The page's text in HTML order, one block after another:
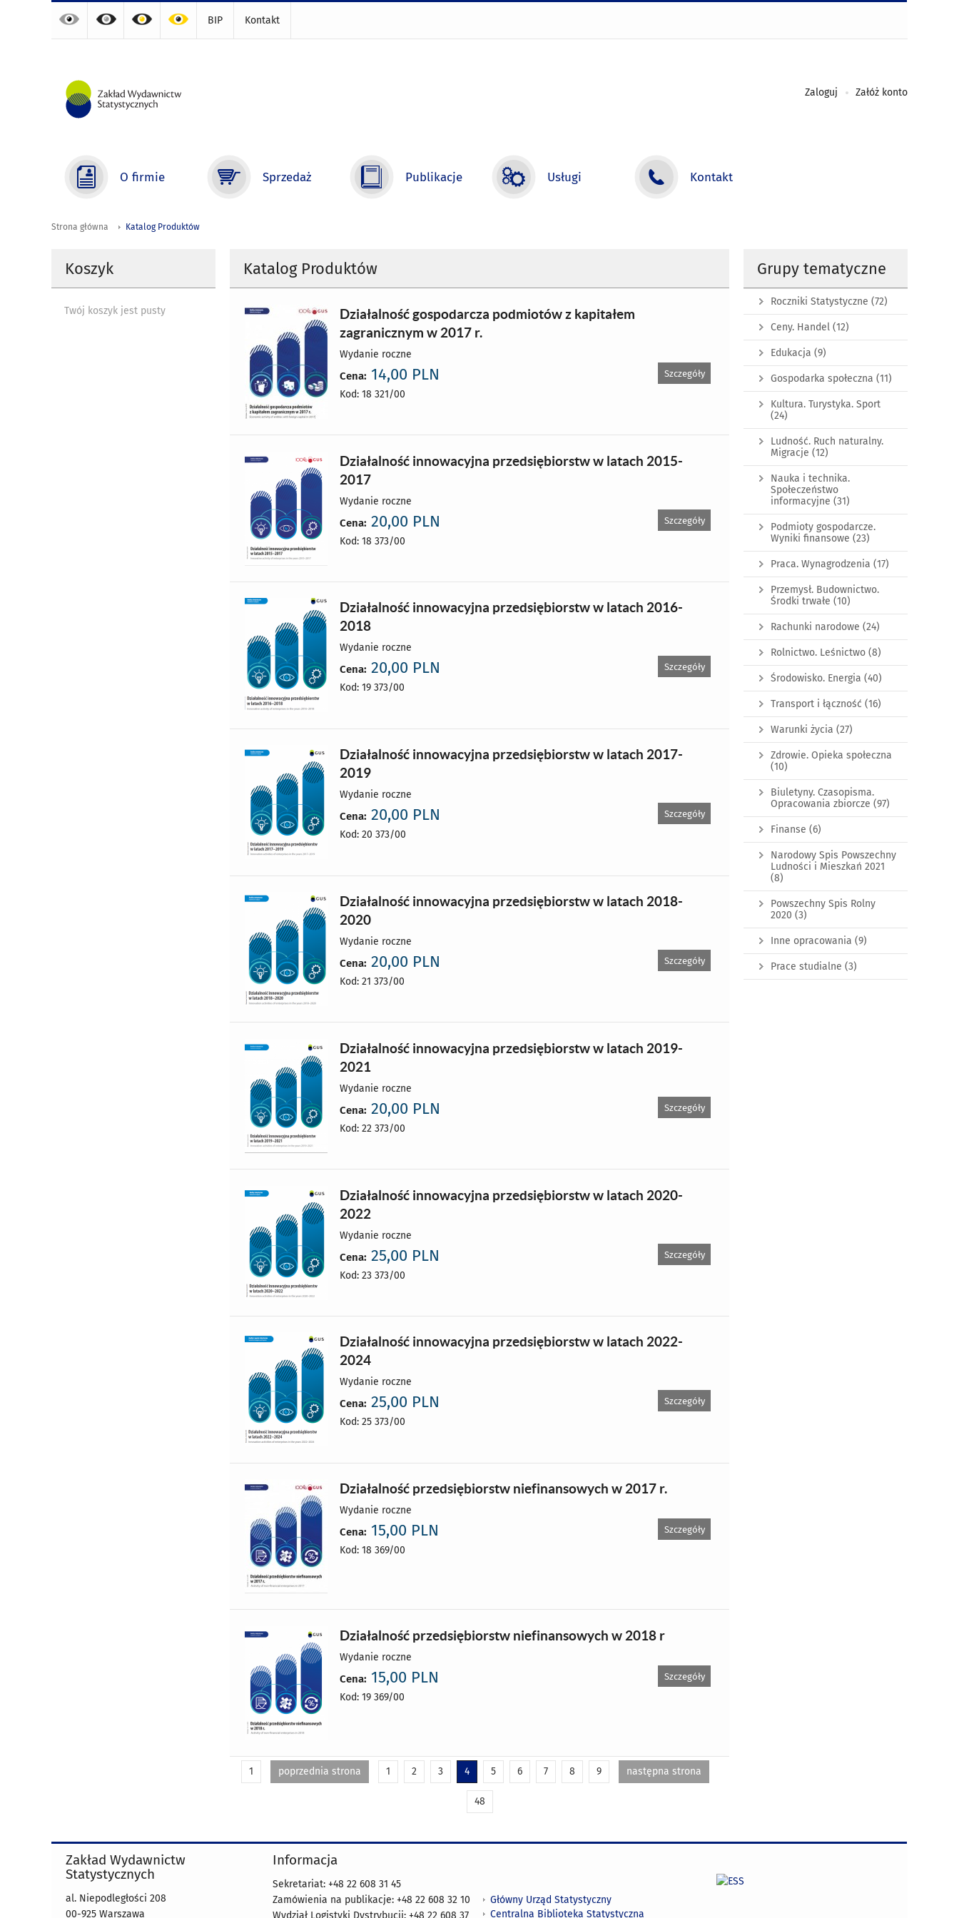
BIP Kontakt
Zaloguj Załóż konto
O firmie Sprzedaż Publikacje Usługi Kontakt
Strona główna Katalog Produktów
Koszyk
Twój koszyk jest pusty
Katalog Produktów
Działalność gospodarcza podmiotów z kapitałem
zagranicznym w 2017 r.
Wydanie roczne
Cena: 14,00 PLN Szczegóły
Kod: 18 321/00
Działalność innowacyjna przedsiębiorstw w latach 2015-
2017
Wydanie roczne
Cena: 20,00 PLN Szczegóły
Kod: 18 373/00
Działalność innowacyjna przedsiębiorstw w latach 2016-
2018
Wydanie roczne
Cena: 20,00 PLN Szczegóły
Kod: 19 373/00
Działalność innowacyjna przedsiębiorstw w latach 2017-
2019
Wydanie roczne
Cena: 20,00 PLN Szczegóły
Kod: 20 373/00
Działalność innowacyjna przedsiębiorstw w latach 2018-
2020
Wydanie roczne
Cena: 20,00 PLN Szczegóły
Kod: 21 373/00
Działalność innowacyjna przedsiębiorstw w latach 2019-
2021
Wydanie roczne
Cena: 20,00 PLN Szczegóły
Kod: 22 373/00
Działalność innowacyjna przedsiębiorstw w latach 2020-
2022
Wydanie roczne
Cena: 25,00 PLN Szczegóły
Kod: 23 373/00
Działalność innowacyjna przedsiębiorstw w latach 2022-
2024
Wydanie roczne
Cena: 25,00 PLN Szczegóły
Kod: 25 373/00
Działalność przedsiębiorstw niefinansowych w 2017 r.
Wydanie roczne
Cena: 15,00 PLN Szczegóły
Kod: 18 369/00
Działalność przedsiębiorstw niefinansowych w 2018 r
Wydanie roczne
Cena: 15,00 PLN Szczegóły
Kod: 19 369/00
1 poprzednia strona 1 2 3 4 5 6 7 8 9 następna strona
48
Grupy tematyczne
Roczniki Statystyczne (72)
Ceny. Handel (12)
Edukacja (9)
Gospodarka społeczna (11)
Kultura. Turystyka. Sport
(24)
Ludność. Ruch naturalny.
Migracje (12)
Nauka i technika.
Społeczeństwo
informacyjne (31)
Podmioty gospodarcze.
Wyniki finansowe (23)
Praca. Wynagrodzenia (17)
Przemysł. Budownictwo.
Środki trwałe (10)
Rachunki narodowe (24)
Rolnictwo. Leśnictwo (8)
Środowisko. Energia (40)
Transport i łączność (16)
Warunki życia (27)
Zdrowie. Opieka społeczna
(10)
Biuletyny. Czasopisma.
Opracowania zbiorcze (97)
Finanse (6)
Narodowy Spis Powszechny
Ludności i Mieszkań 2021
(8)
Powszechny Spis Rolny
2020 (3)
Inne opracowania (9)
Prace studialne (3)
Zakład Wydawnictw
Statystycznych
al. Niepodległości 208
00-925 Warszawa
Informacja
Sekretariat: +48 22 608 31 45
Zamówienia na publikacje: +48 22 608 32 10
Główny Urząd Statystyczny
Centralna Biblioteka Statystyczna